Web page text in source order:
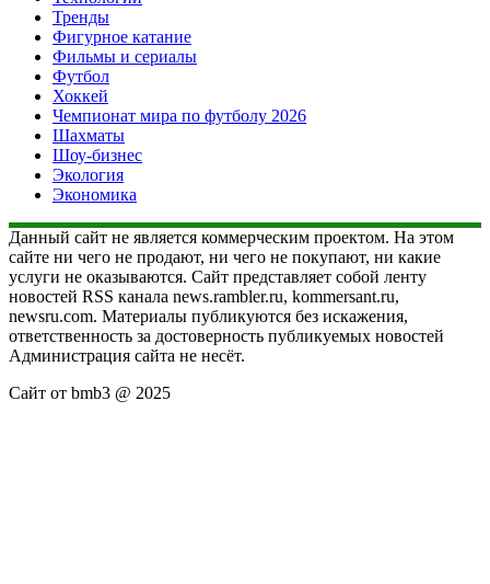
Тренды
Фигурное катание
Фильмы и сериалы
Футбол
Хоккей
Чемпионат мира по футболу 2026
Шахматы
Шоу-бизнес
Экология
Экономика
Данный сайт не является коммерческим проектом. На этом
сайте ни чего не продают, ни чего не покупают, ни какие
услуги не оказываются. Сайт представляет собой ленту
новостей RSS канала news.rambler.ru, kommersant.ru,
newsru.com. Материалы публикуются без искажения,
ответственность за достоверность публикуемых новостей
Администрация сайта не несёт.
Сайт от bmb3 @ 2025